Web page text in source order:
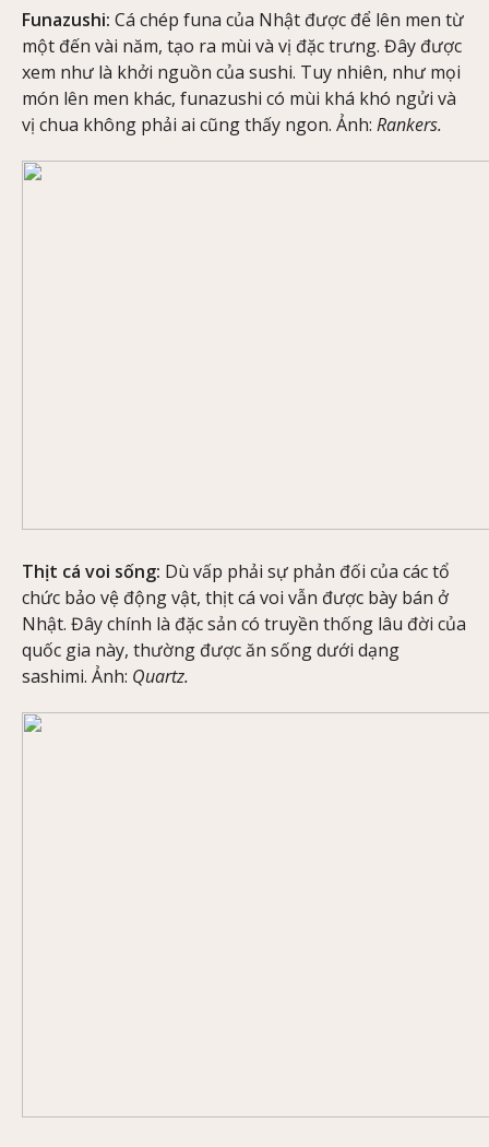
Funazushi: Cá chép funa của Nhật được để lên men từ
một đến vài năm, tạo ra mùi và vị đặc trưng. Đây được
xem như là khởi nguồn của sushi. Tuy nhiên, như mọi
món lên men khác, funazushi có mùi khá khó ngửi và
vị chua không phải ai cũng thấy ngon. Ảnh: Rankers.
Thịt cá voi sống: Dù vấp phải sự phản đối của các tổ
chức bảo vệ động vật, thịt cá voi vẫn được bày bán ở
Nhật. Đây chính là đặc sản có truyền thống lâu đời của
quốc gia này, thường được ăn sống dưới dạng
sashimi. Ảnh: Quartz.